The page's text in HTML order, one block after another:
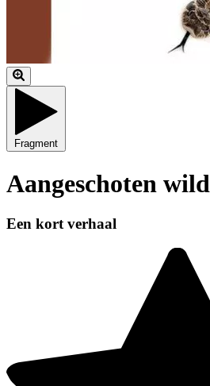
Fragment
Aangeschoten wild
Een kort verhaal